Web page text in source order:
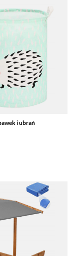
i ubrań